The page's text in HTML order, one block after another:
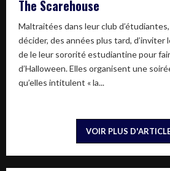
The Scarehouse
Maltraitées dans leur club
décider, des années plus tard, d’inviter
de le leur sororité estudiantine pour
d’Halloween. Elles organisent une
qu’elles intitulent « la...
VOIR PLUS